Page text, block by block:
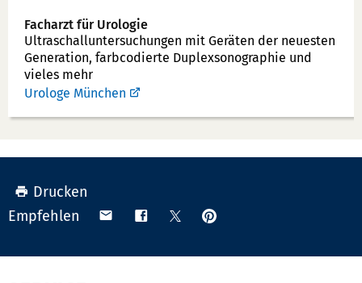
Facharzt für Urologie
Ultraschallunter­suchungen mit Geräten der neuesten
Generation, farbcodierte Duplex­sonographie und
vieles mehr
Urologe München
Drucken
Empfehlen
Teilen Teilen TeilenAnpinnen
auf